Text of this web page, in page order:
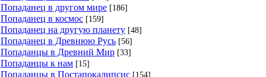
Попаданец в другом мире [186]
Попаданец в космос [159]
Попаданец на другую планету [48]
Попаданец в Древнюю Русь [56]
Попаданцы в Древний Мир [33]
Попаданцы к нам [15]
Попаданцы в Постапокалипсис [154]